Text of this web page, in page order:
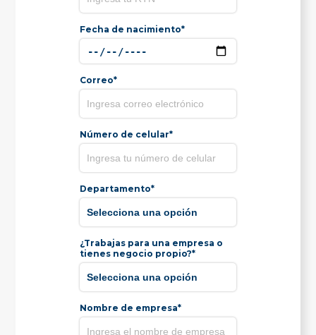
Fecha de nacimiento*
Correo*
Número de celular*
Departamento*
¿Trabajas para una empresa o
tienes negocio propio?*
Nombre de empresa*